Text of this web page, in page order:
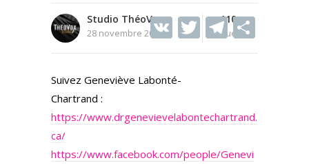
Studio ThéoVox
28 novembre 2025
110
Vues
V T T
a
Suivez Geneviève Labonté-
Chartrand :
https://www.drgenevievelabontechartrand.
ca/
https://www.facebook.com/people/Genevi